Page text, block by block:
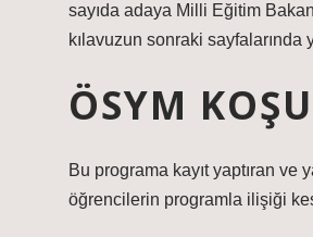
sayıda adaya Milli Eğitim
kılavuzun sonraki
ÖSYM
Bu programa kayıt yaptıran ve
öğrencilerin programla ilişiği